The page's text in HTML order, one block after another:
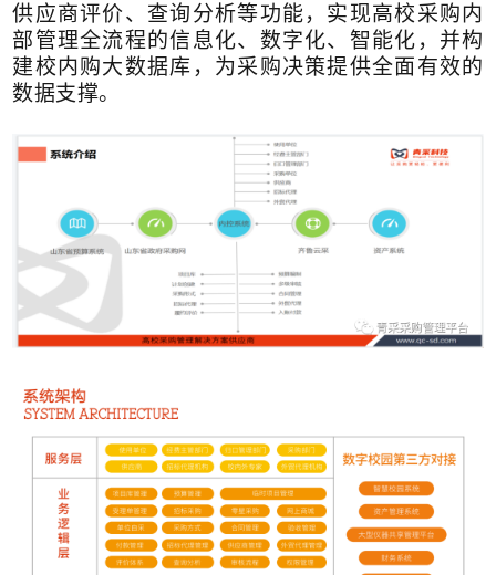
供应商评价、查询分析等功能，实现高校采购内
部管理全流程的信息化、数字化、智能化，并构
建校内购大数据库，为采购决策提供全面有效的
数据支撑。